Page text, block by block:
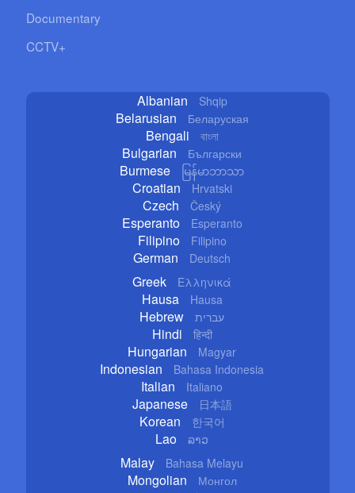
Documentary
CCTV+
Albanian Shqip
Belarusian Беларуская
Bengali বাংলা
Bulgarian Български
Burmese မြန်မာဘာသာ
Croatian Hrvatski
Czech Český
Esperanto Esperanto
Filipino Filipino
German Deutsch
Greek Ελληνικά
Hausa Hausa
Hebrew עברית
Hindi हिन्दी
Hungarian Magyar
Indonesian Bahasa Indonesia
Italian Italiano
Japanese 日本語
Korean 한국어
Lao ລາວ
Malay Bahasa Melayu
Mongolian Монгол